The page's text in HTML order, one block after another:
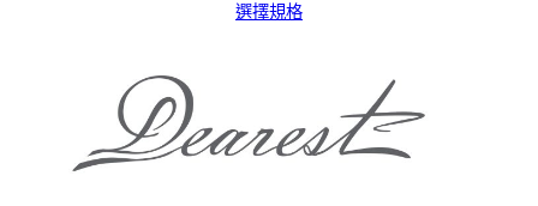
選擇規格